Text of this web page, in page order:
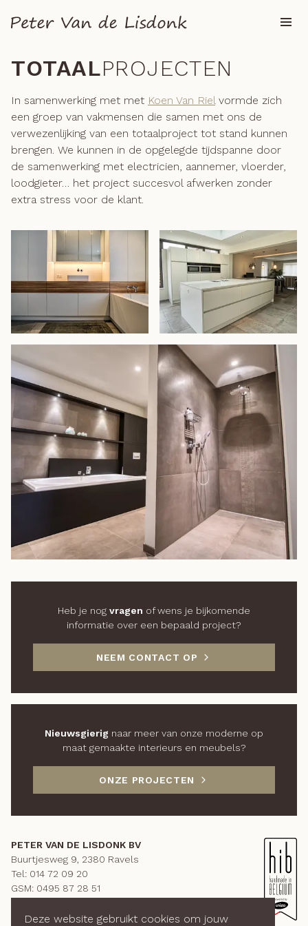
Deze website gebruikt cookies om jouw
TOTAALPROJECTEN
In samenwerking met met Koen Van Rielvormde zich
een groep van vakmensen die samen met ons de
verwezenlijking van een totaalproject tot stand kunnen
brengen. We kunnen in de opgelegde tijdspanne door
de samenwerking met electricien, aannemer, vloerder,
loodgieter… het project succesvol afwerken zonder
extra stress voor de klant.
Heb je nog vragen of wens je bijkomende
informatie over een bepaald project?
NEEM CONTACT OP
Nieuwsgierig naar meer van onze moderne op
maat gemaakte interieurs en meubels?
ONZE PROJECTEN
PETER VAN DE LISDONK BV
Buurtjesweg 9, 2380 Ravels
Tel: 014 72 09 20
GSM: 0495 87 28 51
info@meubelkunst.be